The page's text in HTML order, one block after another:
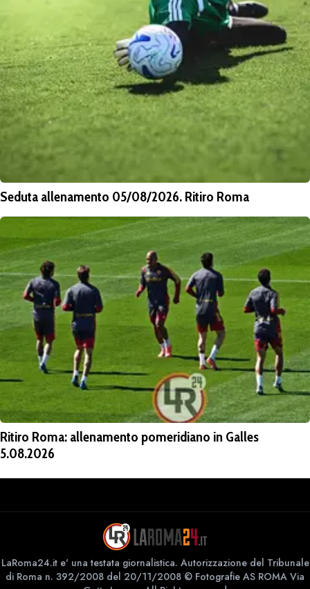
Seduta allenamento 05/08/2026. Ritiro Roma
Ritiro Roma: allenamento pomeridiano in Galles
5.08.2026
LaRoma24.it e' una testata giornalistica. Autorizzazione del Tribunale
di Roma n. 392/2008 del 20/11/2008 © Fotografie AS ROMA Via